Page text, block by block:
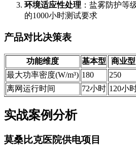
环境适应性处理 ：盐雾防护等
的1000小时测试要求
产品对比决策表
功能维度 基本型 商业型
最大功率密度(W/m³) 180 250
离网运行时间
72小时 120小
实战案例分析
莫桑比克医院供电项目